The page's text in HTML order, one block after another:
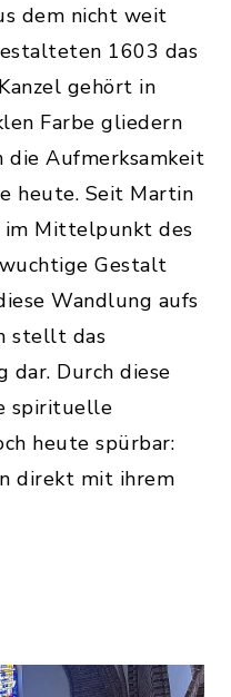
dem nicht weit
1603 das
gehört in
Farbe gliedern
die Aufmerksamkeit
heute. Seit Martin
Mittelpunkt des
Gestalt
Wandlung aufs
stellt das
dar. Durch diese
spirituelle
heute spürbar:
direkt mit ihrem